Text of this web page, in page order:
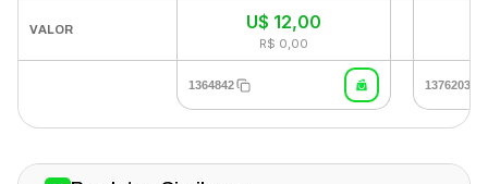
VALOR U$ 12,00
R$ 0,00
1364842 1376203